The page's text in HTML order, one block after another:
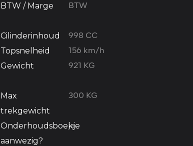
BTW / Marge BTW
Cilinderinhoud 998 CC
Topsnelheid 156 km/h
Gewicht 921 KG
Max
trekgewicht
300 KG
Onderhoudsboekje
aanwezig?
ja